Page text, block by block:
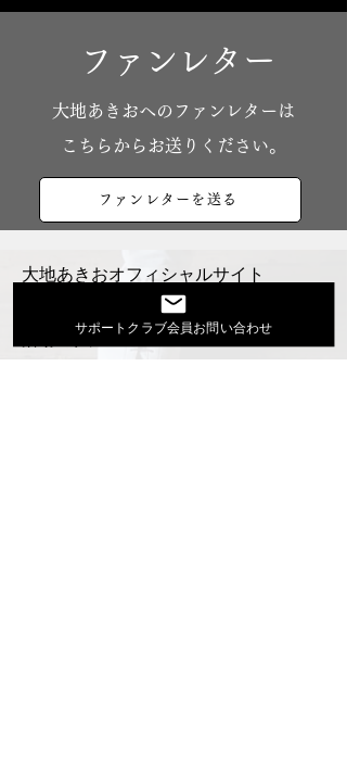
ファンレター
​大地あきおへのファンレターは
こちらからお送りください。
ファンレターを送る
大地あきおオフィシャルサイト
活動スケジュール
サポートクラブ会員お問い合わせ